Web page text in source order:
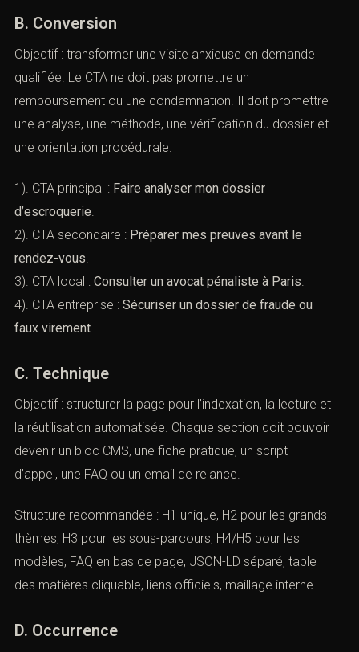
B. Conversion
Objectif : transformer une visite anxieuse en demande
qualifiée. Le CTA ne doit pas promettre un
remboursement ou une condamnation. Il doit promettre
une analyse, une méthode, une vérification du dossier et
une orientation procédurale.
1). CTA principal : Faire analyser mon dossier
d’escroquerie.
2). CTA secondaire : Préparer mes preuves avant le
rendez-vous.
3). CTA local : Consulter un avocat pénaliste à Paris.
4). CTA entreprise : Sécuriser un dossier de fraude ou
faux virement.
C. Technique
Objectif : structurer la page pour l’indexation, la lecture et
la réutilisation automatisée. Chaque section doit pouvoir
devenir un bloc CMS, une fiche pratique, un script
d’appel, une FAQ ou un email de relance.
Structure recommandée : H1 unique, H2 pour les grands
thèmes, H3 pour les sous-parcours, H4/H5 pour les
modèles, FAQ en bas de page, JSON-LD séparé, table
des matières cliquable, liens officiels, maillage interne.
D. Occurrence